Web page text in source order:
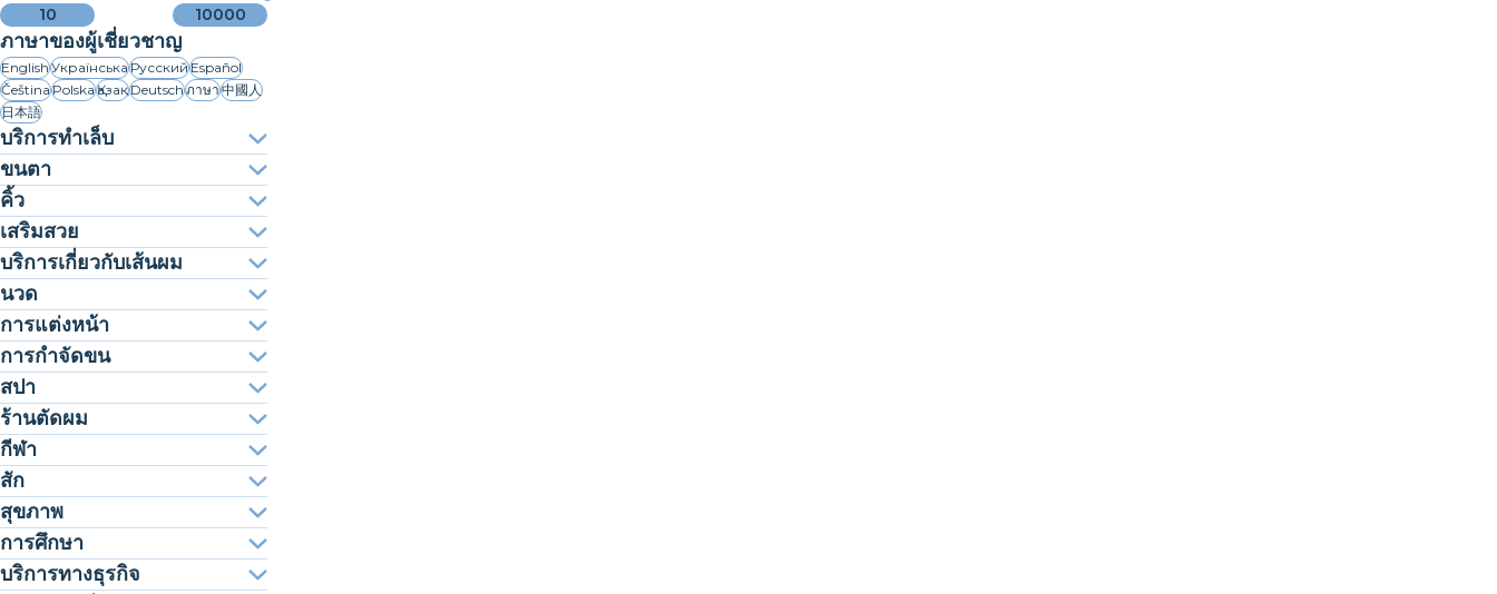
10 10000
ภาษาของผู้เชี่ยวชาญ
EnglishУкраїнськаРусскийEspañol
ČeštinaPolskaҚазақDeutschภาษา中國人
日本語
บริการทำเล็บ
ขนตา
คิ้ว
เสริมสวย
บริการเกี่ยวกับเส้นผม
นวด
การแต่งหน้า
การกำจัดขน
สปา
ร้านตัดผม
กีฬา
สัก
สุขภาพ
การศึกษา
บริการทางธุรกิจ